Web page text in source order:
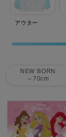
アウター
NEW BORN
～70cm